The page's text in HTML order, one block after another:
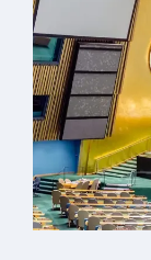
Ingrandisci
immagine